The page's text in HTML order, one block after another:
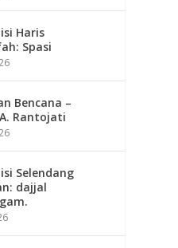
Haris
Spasi
Bencana –
Rantojati
Selendang
dajjal